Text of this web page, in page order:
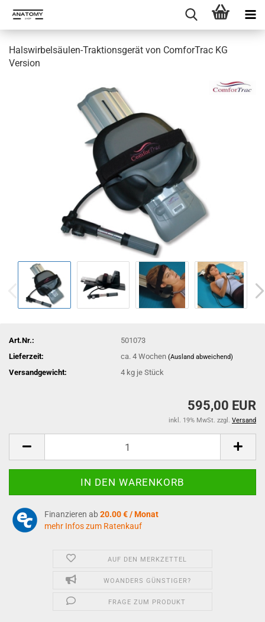
Halswirbelsäulen-Traktionsgerät von ComforTrac KG
Version
Art.Nr.:
501073
Lieferzeit:
ca. 4 Wochen(Ausland abweichend)
Versandgewicht: 4 kg je Stück
595,00 EUR
inkl. 19% MwSt. zzgl. Versand
Finanzieren ab 20.00 € / Monat
mehr Infos zum Ratenkauf
AUF DEN MERKZETTEL
WOANDERS GÜNSTIGER?
FRAGE ZUM PRODUKT